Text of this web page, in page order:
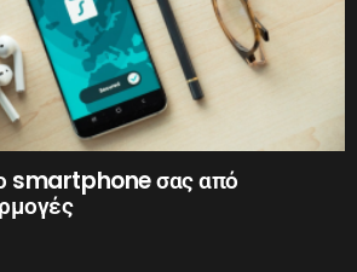
smartphone σας από